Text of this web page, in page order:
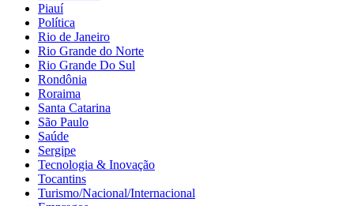
Piauí
Política
Rio de Janeiro
Rio Grande do Norte
Rio Grande Do Sul
Rondônia
Roraima
Santa Catarina
São Paulo
Saúde
Sergipe
Tecnologia & Inovação
Tocantins
Turismo/Nacional/Internacional